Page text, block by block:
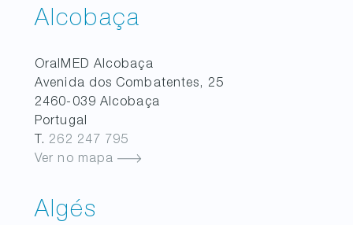
Alcobaça
OralMED Alcobaça
Avenida dos Combatentes, 25
2460-039 Alcobaça
Portugal
T. 262 247 795
Ver no mapa
Algés